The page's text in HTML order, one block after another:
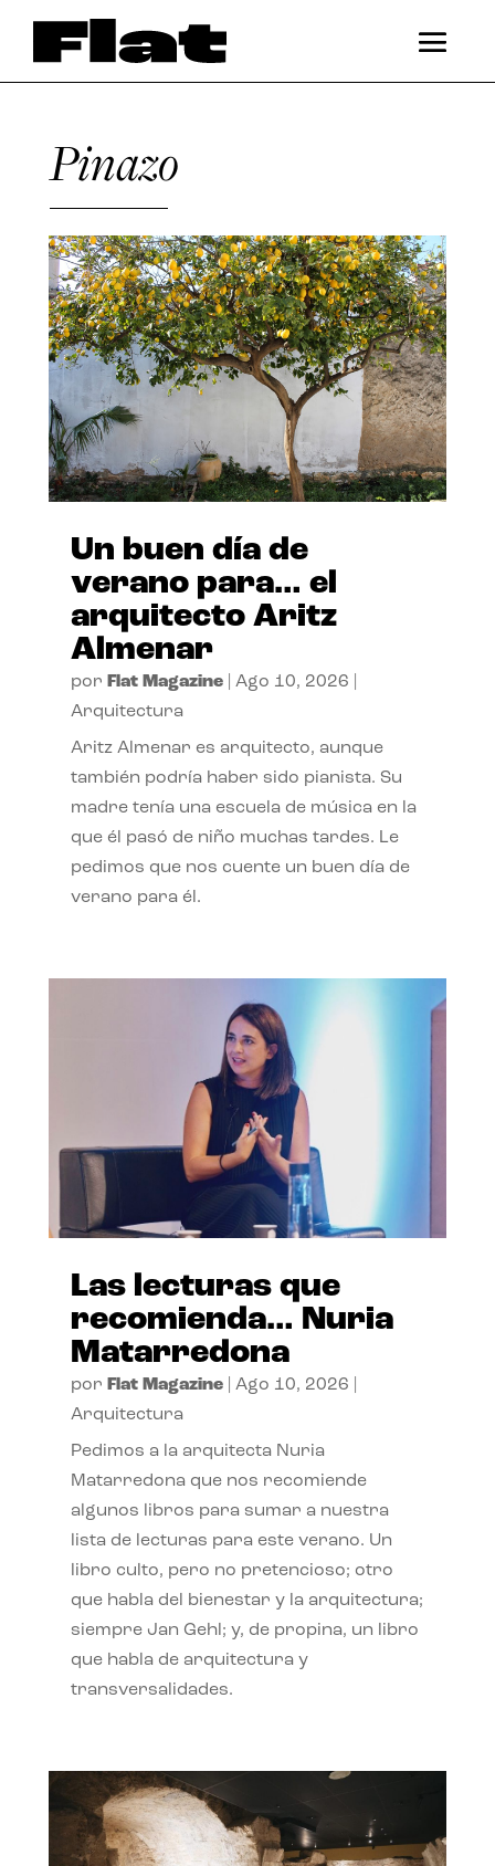
Pinazo
Un buen día de
verano para… el
arquitecto Aritz
Almenar
por Flat Magazine| Ago 10, 2026
Arquitectura
Aritz Almenar es arquitecto, aunque
también podría haber sido pianista. Su
madre tenía una escuela de música en la
que él pasó de niño muchas tardes. Le
pedimos que nos cuente un buen día de
verano para él.
Las lecturas que
recomienda… Nuria
Matarredona
por Flat Magazine| Ago 10, 2026
Arquitectura
Pedimos a la arquitecta Nuria
Matarredona que nos recomiende
algunos libros para sumar a nuestra
lista de lecturas para este verano. Un
libro culto, pero no pretencioso; otro
que habla del bienestar y la arquitectura;
siempre Jan Gehl; y, de propina, un libro
que habla de arquitectura y
transversalidades.